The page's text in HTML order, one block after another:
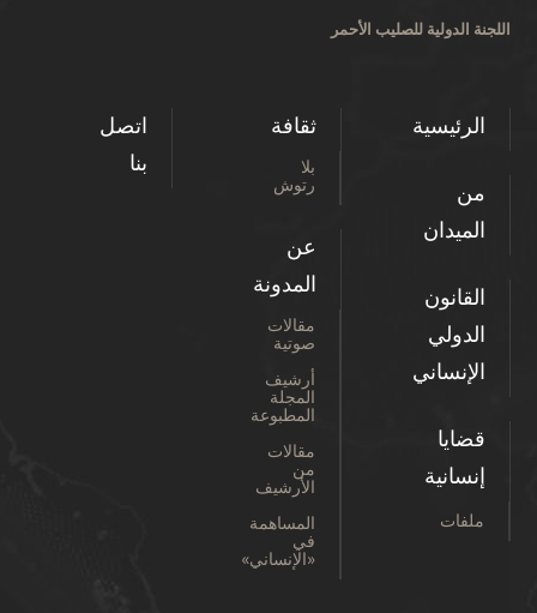
اللجنة الدولية للصليب الأحمر
الرئيسية
من
الميدان
القانون
الدولي
الإنساني
قضايا
إنسانية
ملفات
ثقافة
بلا
رتوش
عن
المدونة
مقالات
صوتية
أرشيف
المجلة
المطبوعة
مقالات
من
الأرشيف
المساهمة
في
«الإنساني»
اتصل
بنا